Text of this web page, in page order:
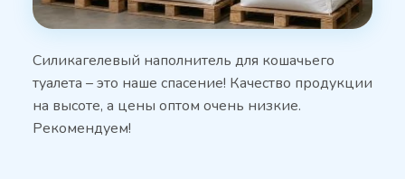
Силикагелевый наполнитель для кошачьего
туалета – это наше спасение! Качество продукции
на высоте, а цены оптом очень низкие.
Рекомендуем!